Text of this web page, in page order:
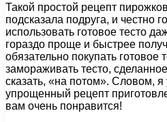
Такой простой рецепт
подсказала подруга, и честно
использовать готовое тесто
гораздо проще и быстрее
обязательно покупать
замораживать тесто,
сказать, «на потом». Словом, я
упрощенный рецепт
вам очень понравится!